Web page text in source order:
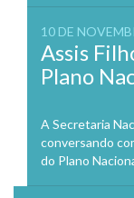
10 DE
Assis
Plano
A Secretaria
conversando
do Plano